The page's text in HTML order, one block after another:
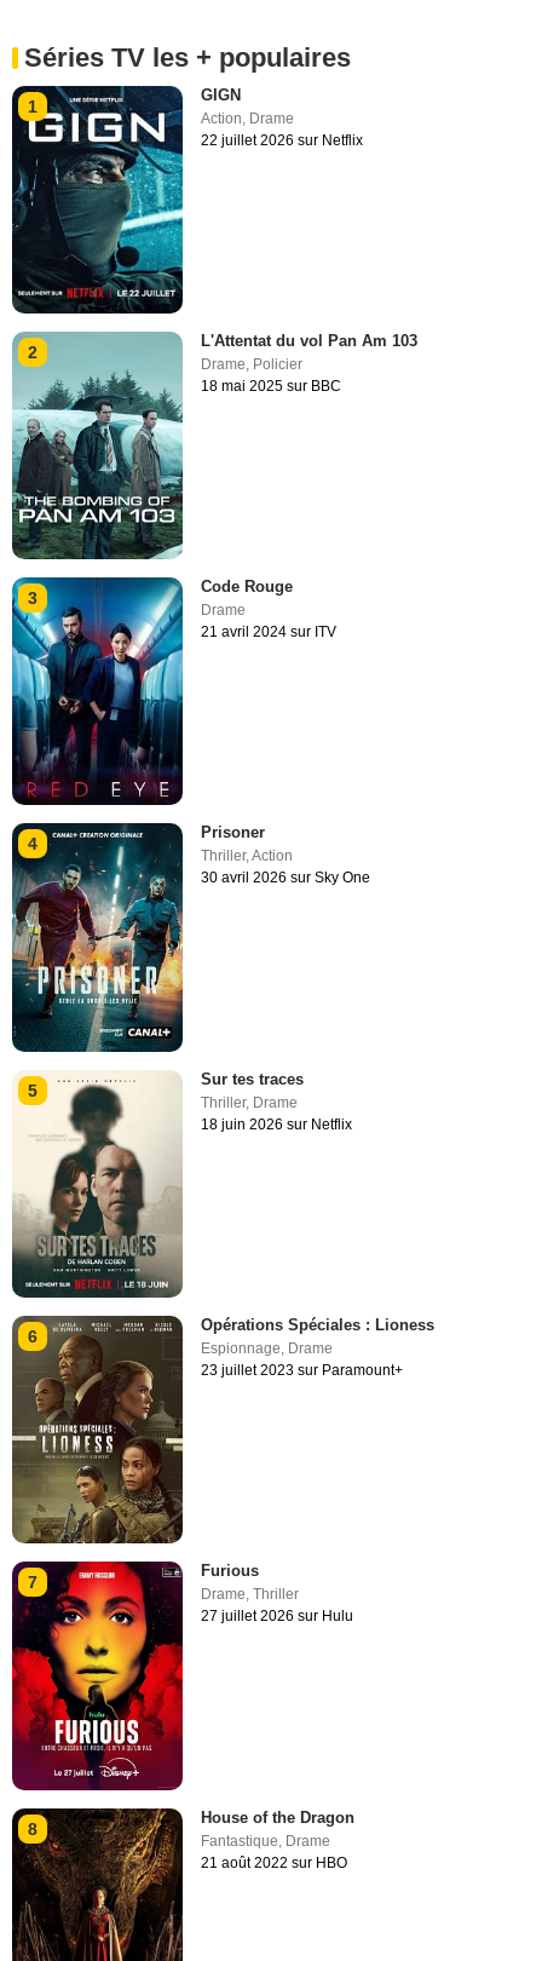
Séries TV les + populaires
1
GIGN
Action Drame
22 juillet 2026 sur Netflix
2
L'Attentat du vol Pan Am 103
Drame, Policier
18 mai 2025 sur BBC
3
Code Rouge
Drame
21 avril 2024 sur ITV
4
Prisoner
Thriller,Action
30 avril 2026 sur Sky One
5
Sur tes traces
Thriller, Drame
18 juin 2026 sur Netflix
6
Opérations Spéciales : Lioness
Espionnage, Drame
23 juillet 2023 sur Paramount+
7
Furious
Drame,Thriller
27 juillet 2026 sur Hulu
8
House of the Dragon
Fantastique Drame
21 août 2022 sur HBO